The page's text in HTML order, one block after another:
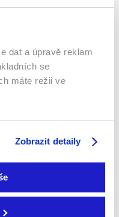
dat a úpravě reklam
se
máte režii ve
Zobrazit detaily